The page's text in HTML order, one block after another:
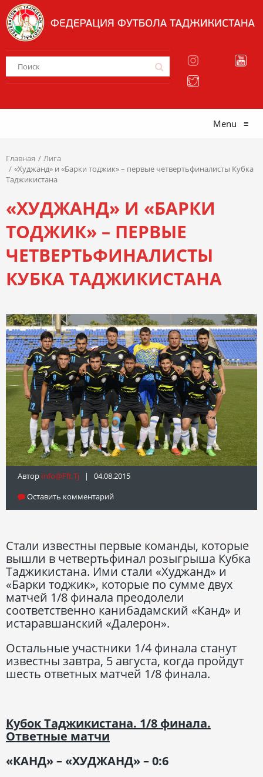
Menu ≡
Главная
Лига
«Худжанд» и «Барки тоджик» – первые четвертьфиналисты Кубка
Таджикистана
«ХУДЖАНД» И «БАРКИ
ТОДЖИК» – ПЕРВЫЕ
ЧЕТВЕРТЬФИНАЛИСТЫ
КУБКА ТАДЖИКИСТАНА
Автор Info@fft.tj | 04.08.2015
Оставить комментарий
Стали известны первые команды, которые
вышли в четвертьфинал розыгрыша Кубка
Таджикистана. Ими стали «Худжанд» и
«Барки тоджик», которые по сумме двух
матчей 1/8 финала преодолели
соответственно канибадамский «Канд» и
истаравшанский «Далерон».
Остальные участники 1/4 финала станут
известны завтра, 5 августа, когда пройдут
шесть ответных матчей 1/8 финала.
Кубок Таджикистана. 1/8 финала.
Ответные матчи
«КАНД» – «ХУДЖАНД» – 0:6